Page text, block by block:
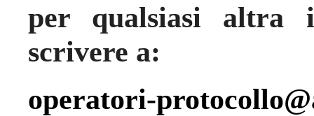
per qualsiasi altra
scrivere a:
operatori-